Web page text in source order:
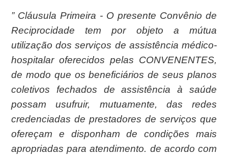
” Cláusula Primeira - O presente Convênio de
Reciprocidade tem por objeto a mútua
utilização dos serviços de assistência médico-
hospitalar oferecidos pelas CONVENENTES,
de modo que os beneficiários de seus planos
coletivos fechados de assistência à saúde
possam usufruir, mutuamente, das redes
credenciadas de prestadores de serviços que
ofereçam e disponham de condições mais
apropriadas para atendimento. de acordo com